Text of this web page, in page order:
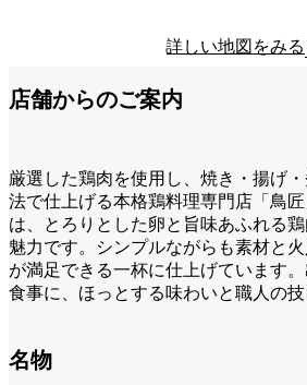
詳しい地図をみる
店舗からのご案内
厳選した鶏肉を使用し、焼き・揚げ
法で仕上げる本格鶏料理専門店「鳥
は、とろりとした卵と旨味あふれる
魅力です。シンプルながらも素材と
が満足できる一杯に仕上げています
食事に、ほっとする味わいと職人の技
名物